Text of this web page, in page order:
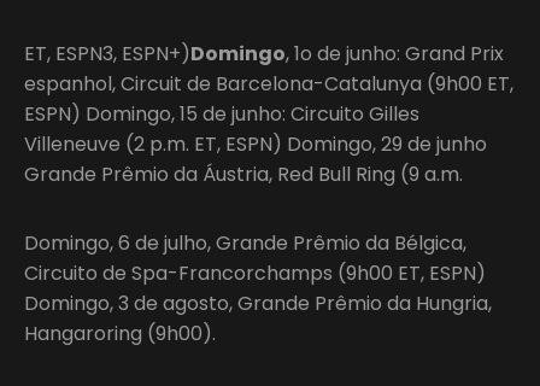
ET, ESPN3, ESPN+)Domingo, 1o de junho: Grand Prix
espanhol, Circuit de Barcelona-Catalunya (9h00 ET,
ESPN) Domingo, 15 de junho: Circuito Gilles
Villeneuve (2 p.m. ET, ESPN) Domingo, 29 de junho
Grande Prêmio da Áustria, Red Bull Ring (9 a.m.
Domingo, 6 de julho, Grande Prêmio da Bélgica,
Circuito de Spa-Francorchamps (9h00 ET, ESPN)
Domingo, 3 de agosto, Grande Prêmio da Hungria,
Hangaroring (9h00).